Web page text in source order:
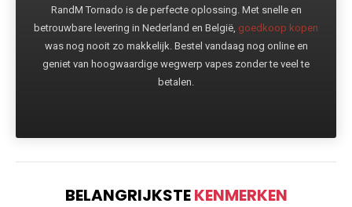
RandM Tornado is de perfecte oplossing. Met snelle en
betrouwbare levering in Nederland en België, goedkoop kopen
was nog nooit zo makkelijk. Bestel vandaag nog online en
geniet van hoogwaardige wegwerp vapes zonder te veel te
betalen.
BELANGRIJKSTEKENMERKEN